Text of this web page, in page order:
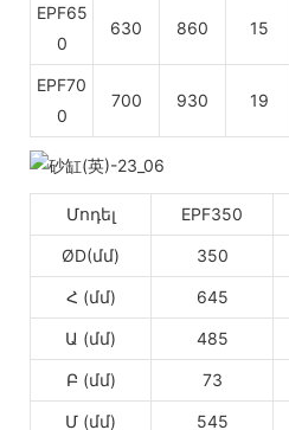
EPF65
0
630 860 15
EPF70
0
700 930 19
Մոդել EPF350
ØD(մմ) 350
Հ (մմ) 645
Ա (մմ) 485
Բ (մմ) 73
Մ (մմ) 545